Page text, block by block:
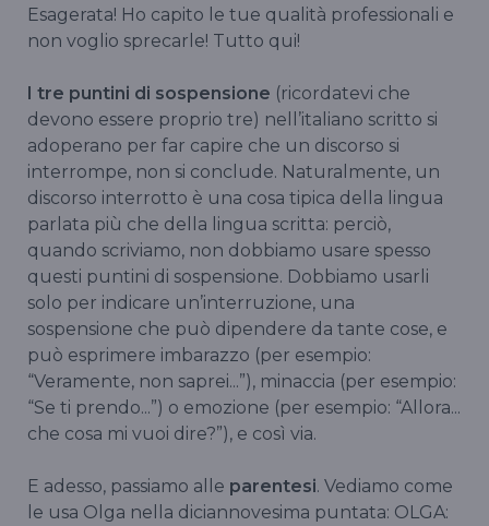
Esagerata! Ho capito le tue qualità professionali e
non voglio sprecarle! Tutto qui!
I tre puntini di sospensione (ricordatevi che
devono essere proprio tre) nell’italiano scritto si
adoperano per far capire che un discorso si
interrompe, non si conclude. Naturalmente, un
discorso interrotto è una cosa tipica della lingua
parlata più che della lingua scritta: perciò,
quando scriviamo, non dobbiamo usare spesso
questi puntini di sospensione. Dobbiamo usarli
solo per indicare un’interruzione, una
sospensione che può dipendere da tante cose, e
può esprimere imbarazzo (per esempio:
“Veramente, non saprei...”), minaccia (per esempio:
“Se ti prendo...”) o emozione (per esempio: “Allora...
che cosa mi vuoi dire?”), e così via.
E adesso, passiamo alle parentesi. Vediamo come
le usa Olga nella diciannovesima puntata: OLGA: